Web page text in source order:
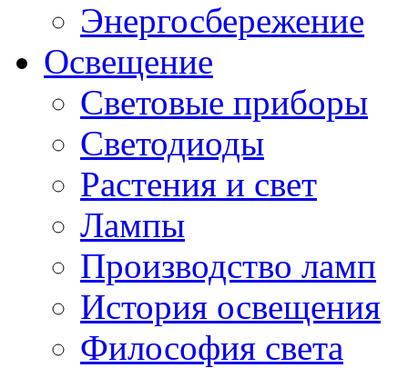
Энергосбережение
Освещение
Световые приборы
Светодиоды
Растения и свет
Лампы
Производство ламп
История освещения
Философия света